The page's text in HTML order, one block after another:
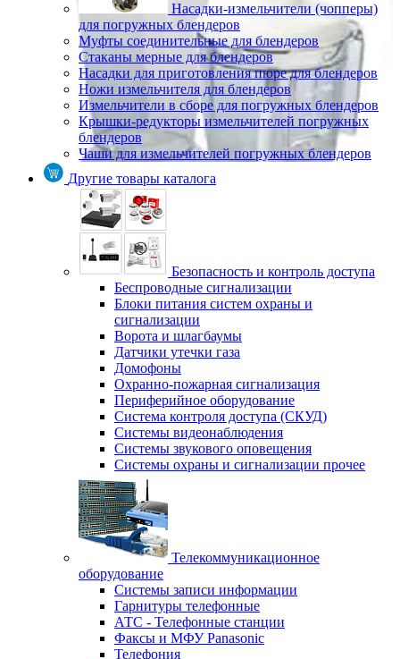
Насадки-измельчители (чопперы)
для погружных блендеров
Муфты соединительные для блендеров
Стаканы мерные для блендеров
Насадки для приготовления пюре для блендеров
Ножи измельчителя для блендеров
Измельчители в сборе для погружных блендеров
Крышки-редукторы измельчителей погружных
блендеров
Чаши для измельчителей погружных блендеров
Другие товары каталога
Безопасность и контроль доступа
Беспроводные сигнализации
Блоки питания систем охраны и
сигнализации
Ворота и шлагбаумы
Датчики утечки газа
Домофоны
Охранно-пожарная сигнализация
Периферийное оборудование
Система контроля доступа (СКУД)
Системы видеонаблюдения
Системы звукового оповещения
Системы охраны и сигнализации прочее
Телекоммуникационное
оборудование
Системы записи информации
Гарнитуры телефонные
АТС - Телефонные станции
Факсы и МФУ Panasonic
Телефония